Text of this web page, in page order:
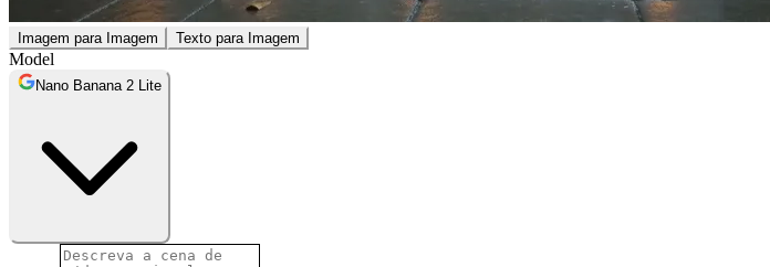
Imagem para Imagem Texto para Imagem
Model
Nano Banana 2 Lite